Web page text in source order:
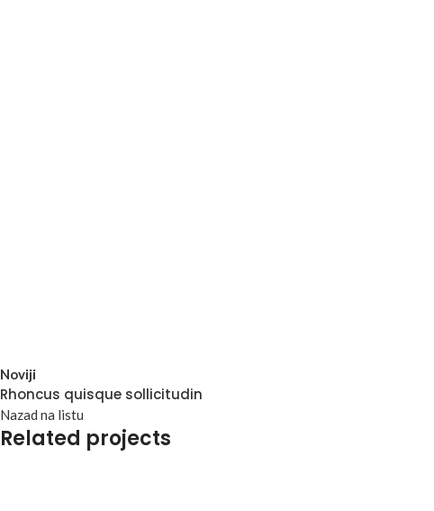
Noviji
Rhoncus quisque sollicitudin
Nazad na listu
Related projects